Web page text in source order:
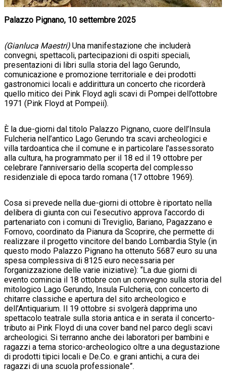
Palazzo Pignano, 10 settembre 2025
(Gianluca Maestri) Una manifestazione che includerà
convegni, spettacoli, partecipazioni di ospiti speciali,
presentazioni di libri sulla storia del lago Gerundo,
comunicazione e promozione territoriale e dei prodotti
gastronomici locali e addirittura un concerto che ricorderà
quello mitico dei Pink Floyd agli scavi di Pompei dell’ottobre
1971 (Pink Floyd at Pompeii).
È la due-giorni dal titolo Palazzo Pignano, cuore dell’Insula
Fulcheria nell’antico Lago Gerundo tra scavi archeologici e
villa tardoantica che il comune e in particolare l'assessorato
alla cultura, ha programmato per il 18 ed il 19 ottobre per
celebrare l’anniversario della scoperta del complesso
residenziale di epoca tardo romana (17 ottobre 1969).
Cosa si prevede nella due-giorni di ottobre è riportato nella
delibera di giunta con cui l’esecutivo approva l’accordo di
partenariato con i comuni di Treviglio, Bariano, Pagazzano e
Fornovo, coordinato da Pianura da Scoprire, che permette di
realizzare il progetto vincitore del bando Lombardia Style (in
questo modo Palazzo Pignano ha ottenuto 5687 euro su una
spesa complessiva di 8125 euro necessaria per
l’organizzazione delle varie iniziative): “La due giorni di
evento comincia il 18 ottobre con un convegno sulla storia del
mitologico Lago Gerundo, Insula Fulcheria, con concerto di
chitarre classiche e apertura del sito archeologico e
dell’Antiquarium. Il 19 ottobre si svolgerà dapprima uno
spettacolo teatrale sulla storia antica e in serata il concerto-
tributo ai Pink Floyd di una cover band nel parco degli scavi
archeologici. Si terranno anche dei laboratori per bambini e
ragazzi a tema storico-archeologico oltre a una degustazione
di prodotti tipici locali e De.Co. e grani antichi, a cura dei
ragazzi di una scuola professionale”.